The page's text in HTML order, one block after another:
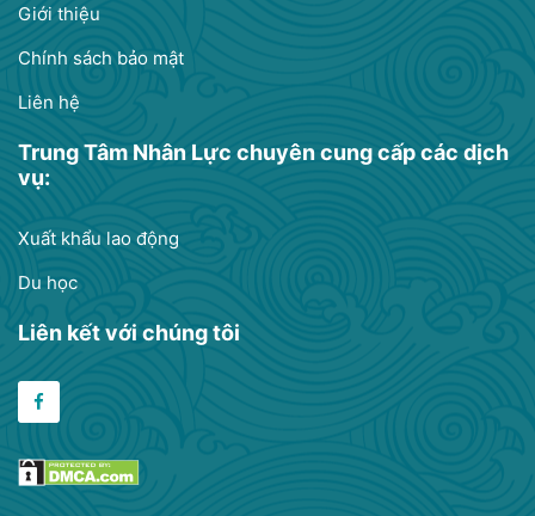
Giới thiệu
Chính sách bảo mật
Liên hệ
Trung Tâm Nhân Lực chuyên cung cấp các dịch
vụ:
Xuất khẩu lao động
Du học
Liên kết với chúng tôi